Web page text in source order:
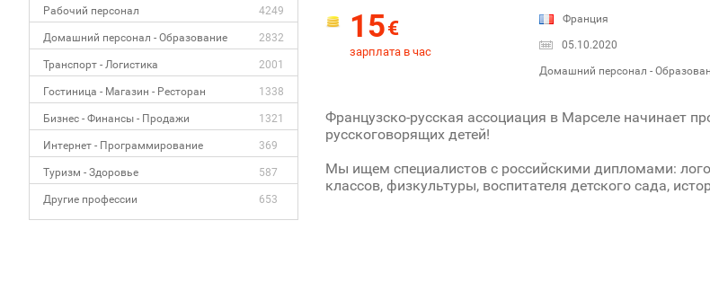
Рабочий персонал 4249
Домашний персонал - Образование 2832
Транспорт - Логистика 2001
Гостиница - Магазин - Ресторан 1338
Бизнес - Финансы - Продажи 1321
Интернет - Программирование 369
Туризм - Здоровье 587
Другие профессии 653
15€
зарплата в час
Франция
05.10.2020
Домашний персонал -
Французско-русская ассоциация в Марселе начинает
русскоговорящих детей!
Мы ищем специалистов с российскими дипломами:
классов, физкультуры, воспитателя детского сада,